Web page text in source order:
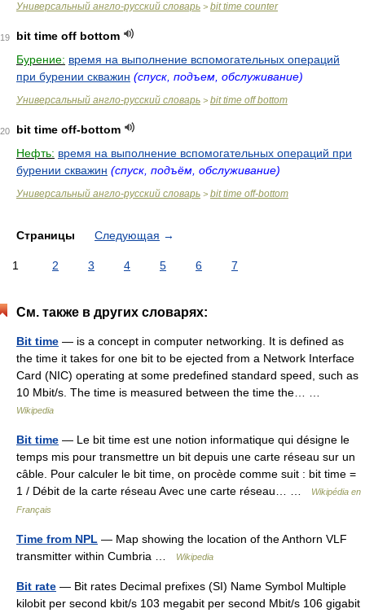
Универсальный англо-русский словарь > bit time counter
19
bit time off bottom
Бурение: время на выполнение вспомогательных операций
при бурении скважин (спуск, подъем, обслуживание)
Универсальный англо-русский словарь > bit time off bottom
20
bit time off-bottom
Нефть: время на выполнение вспомогательных операций при
бурении скважин (спуск, подъём, обслуживание)
Универсальный англо-русский словарь > bit time off-bottom
Страницы Следующая →
1 2 3 4 5 6 7
См. также в других словарях:
Bit time — is a concept in computer networking. It is defined as
the time it takes for one bit to be ejected from a Network Interface
Card (NIC) operating at some predefined standard speed, such as
10 Mbit/s. The time is measured between the time the… …
Wikipedia
Bit time — Le bit time est une notion informatique qui désigne le
temps mis pour transmettre un bit depuis une carte réseau sur un
câble. Pour calculer le bit time, on procède comme suit : bit time =
1 / Débit de la carte réseau Avec une carte réseau… …
Wikipédia en
Français
Time from NPL — Map showing the location of the Anthorn VLF
transmitter within Cumbria …
Wikipedia
Bit rate — Bit rates Decimal prefixes (SI) Name Symbol Multiple
kilobit per second kbit/s 103 megabit per second Mbit/s 106 gigabit